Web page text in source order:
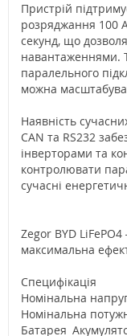
Пристрій
розряджання 100
секунд, що
навантаженнями.
паралельного
можна
Наявність
CAN та RS232
інверторами та
контролювати
сучасні
Zegor BYD LiFePO4
максимальна
Специфікація
Номінальна
Номінальна
Батарея